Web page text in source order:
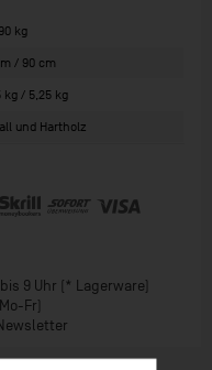
kg
/ 90 cm
kg / 5,25 kg
und Hartholz
9 Uhr (* Lagerware)
Fr)